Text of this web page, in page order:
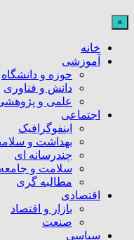
×
خانه
آموزشی
حوزه و دانشگاه
دانش و فناوری
علمی و
اجتماعی
اینفوگرافیک
بهداشت و
چندرسانه ای
سلامت و جامعه
مطالبه گری
اقتصادی
بازار و اقتصاد
صنعت
سیاسی